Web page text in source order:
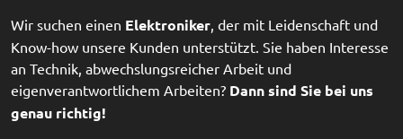
Wir suchen einen Elektroniker, der mit Leidenschaft und
Know-how unsere Kunden unterstützt. Sie haben Interesse
an Technik, abwechslungsreicher Arbeit und
eigenverantwortlichem Arbeiten? Dann sind Sie bei uns
genau richtig!